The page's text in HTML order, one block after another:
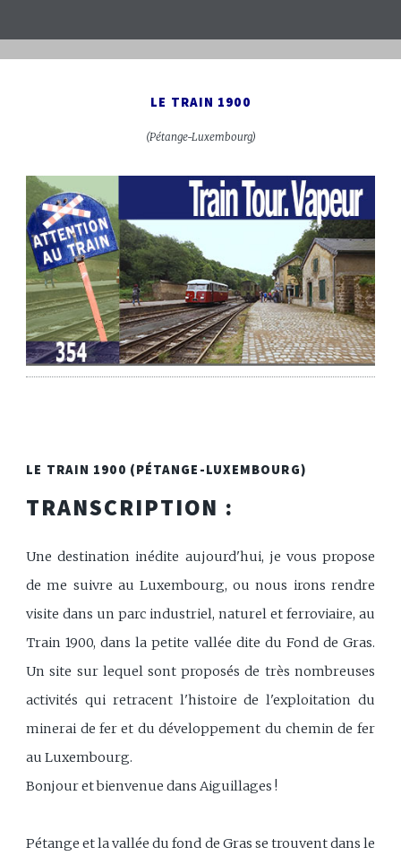
LE TRAIN 1900
(Pétange-Luxembourg)
LE TRAIN 1900 (PÉTANGE-LUXEMBOURG)
TRANSCRIPTION :
Une destination inédite aujourd'hui, je vous propose
de me suivre au Luxembourg, ou nous irons rendre
visite dans un parc industriel, naturel et ferroviaire, au
Train 1900, dans la petite vallée dite du Fond de Gras.
Un site sur lequel sont proposés de très nombreuses
activités qui retracent l'histoire de l'exploitation du
minerai de fer et du développement du chemin de fer
au Luxembourg.
Bonjour et bienvenue dans Aiguillages !
Pétange et la vallée du fond de Gras se trouvent dans le